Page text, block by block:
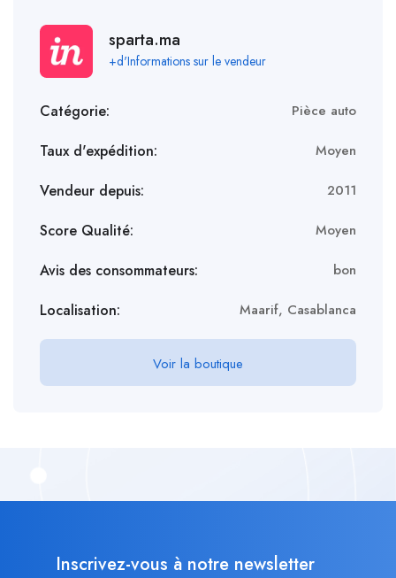
sparta.ma
+d'Informations sur le vendeur
Catégorie: Pièce auto
Taux d'expédition: Moyen
Vendeur depuis: 2011
Score Qualité: Moyen
Avis des consommateurs: bon
Localisation: Maarif, Casablanca
Voir la boutique
Inscrivez-vous à notre newsletter